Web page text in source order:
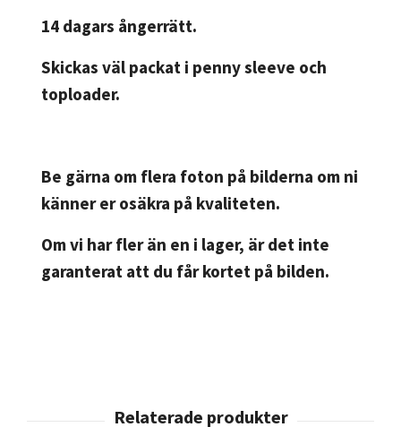
14 dagars ångerrätt.
Skickas väl packat i penny sleeve och
toploader.
Be gärna om flera foton på bilderna om ni
känner er osäkra på kvaliteten.
Om vi har fler än en i lager, är det inte
garanterat att du får kortet på bilden.